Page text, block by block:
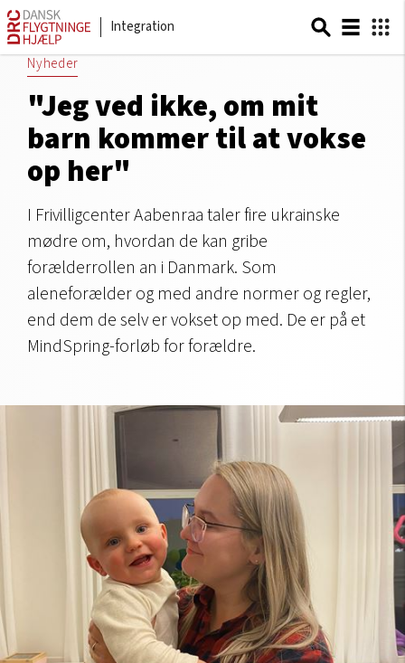
Integration
Nyheder
"Jeg ved ikke, om mit
barn kommer til at vokse
op her"
I Frivilligcenter Aabenraa taler fire ukrainske
mødre om, hvordan de kan gribe
forælderrollen an i Danmark. Som
aleneforælder og med andre normer og regler,
end dem de selv er vokset op med. De er på et
MindSpring-forløb for forældre.